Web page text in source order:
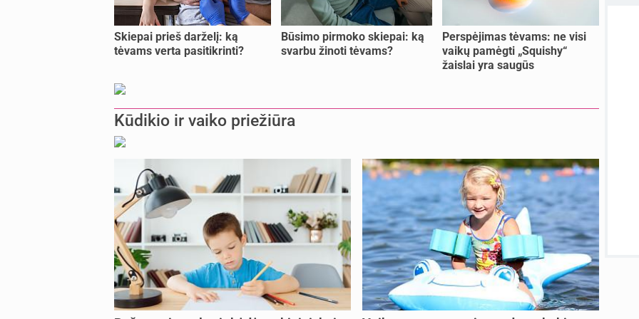
Skiepai prieš darželį: ką
tėvams verta pasitikrinti?
Būsimo pirmoko skiepai: ką
svarbu žinoti tėvams?
Perspėjimas tėvams: ne visi
vaikų pamėgti „Squishy“
žaislai yra saugūs
Kūdikio ir vaiko priežiūra